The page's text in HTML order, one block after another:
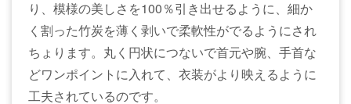
り、模様の美しさを100％引き出せるように、細か
く割った竹炭を薄く剥いで柔軟性がでるようにされ
ちょります。丸く円状につないで首元や腕、手首な
どワンポイントに入れて、衣装がより映えるように
工夫されているのです。